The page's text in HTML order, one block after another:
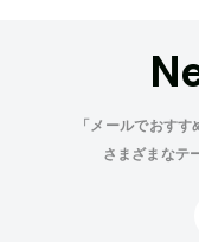
「メールでおす
さまざまなテ